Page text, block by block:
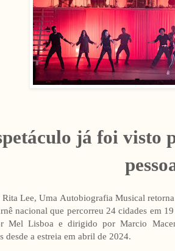
já foi visto
Rita Lee, Uma Autobiografia Musical
nacional que percorreu 24 cidades em
Mel Lisboa e dirigido por Marcio
desde a estreia em abril de 2024.